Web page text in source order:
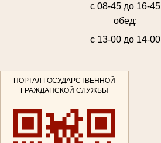
с 08-45 до 16-45
обед:
с 13-00 до 14-00
ПОРТАЛ ГОСУДАРСТВЕННОЙ
ГРАЖДАНСКОЙ СЛУЖБЫ